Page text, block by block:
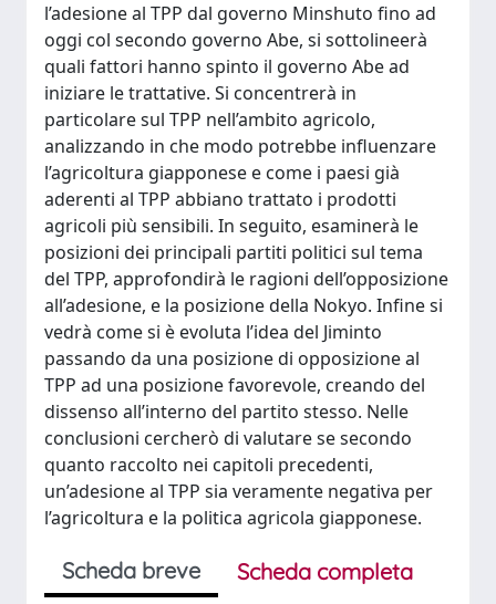
l’adesione al TPP dal governo Minshuto fino ad
oggi col secondo governo Abe, si sottolineerà
quali fattori hanno spinto il governo Abe ad
iniziare le trattative. Si concentrerà in
particolare sul TPP nell’ambito agricolo,
analizzando in che modo potrebbe influenzare
l’agricoltura giapponese e come i paesi già
aderenti al TPP abbiano trattato i prodotti
agricoli più sensibili. In seguito, esaminerà le
posizioni dei principali partiti politici sul tema
del TPP, approfondirà le ragioni dell’opposizione
all’adesione, e la posizione della Nokyo. Infine si
vedrà come si è evoluta l’idea del Jiminto
passando da una posizione di opposizione al
TPP ad una posizione favorevole, creando del
dissenso all’interno del partito stesso. Nelle
conclusioni cercherò di valutare se secondo
quanto raccolto nei capitoli precedenti,
un’adesione al TPP sia veramente negativa per
l’agricoltura e la politica agricola giapponese.
Scheda breve
Scheda completa